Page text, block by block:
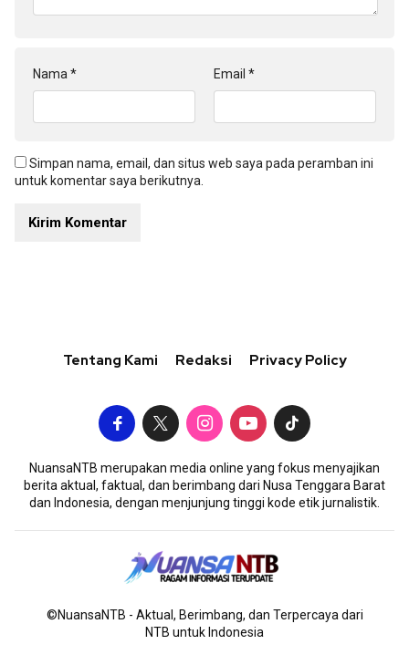
Nama * Email *
Simpan nama, email, dan situs web saya pada peramban ini
untuk komentar saya berikutnya.
Tentang Kami Redaksi Privacy Policy
NuansaNTB merupakan media online yang fokus menyajikan
berita aktual, faktual, dan berimbang dari Nusa Tenggara Barat
dan Indonesia, dengan menjunjung tinggi kode etik jurnalistik.
©NuansaNTB - Aktual, Berimbang, dan Terpercaya dari
NTB untuk Indonesia